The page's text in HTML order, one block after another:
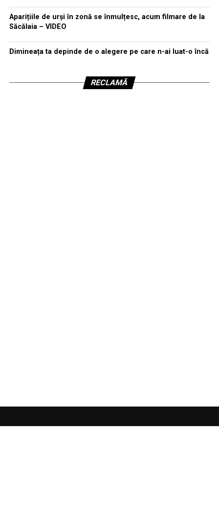
Aparițiile de urși în zonă se înmulțesc, acum filmare de la
Săcălaia – VIDEO
Dimineața ta depinde de o alegere pe care n-ai luat-o încă
RECLAMĂ